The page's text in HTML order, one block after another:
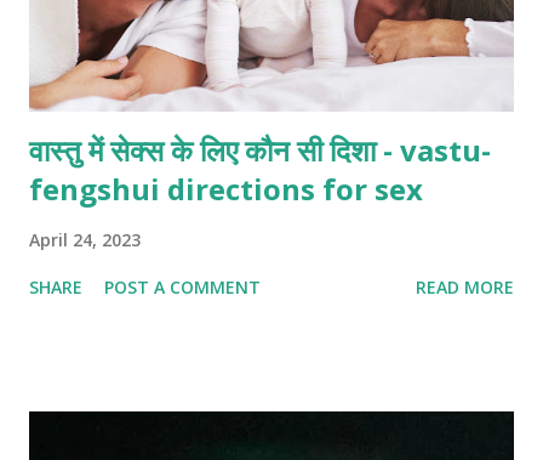
वास्तु में सेक्स के लिए कौन सी दिशा - vastu-
fengshui directions for sex
April 24, 2023
SHARE POST A COMMENT READ MORE